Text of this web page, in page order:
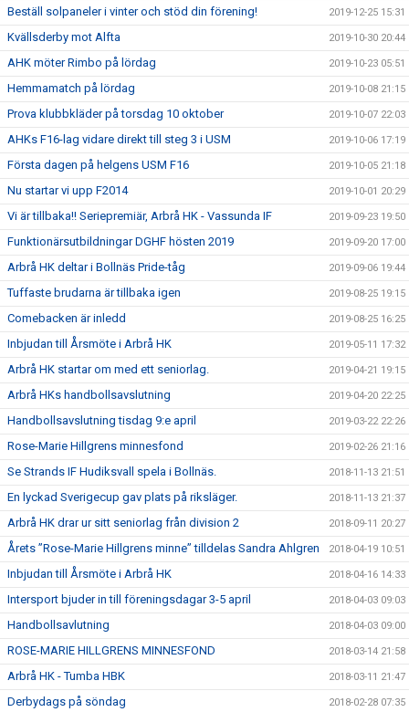
Beställ solpaneler i vinter och stöd din förening! 2019-12-25 15:31
Kvällsderby mot Alfta 2019-10-30 20:44
AHK möter Rimbo på lördag 2019-10-23 05:51
Hemmamatch på lördag 2019-10-08 21:15
Prova klubbkläder på torsdag 10 oktober 2019-10-07 22:03
AHKs F16-lag vidare direkt till steg 3 i USM 2019-10-06 17:19
Första dagen på helgens USM F16 2019-10-05 21:18
Nu startar vi upp F2014 2019-10-01 20:29
Vi är tillbaka!! Seriepremiär, Arbrå HK - Vassunda IF 2019-09-23 19:50
Funktionärsutbildningar DGHF hösten 2019 2019-09-20 17:00
Arbrå HK deltar i Bollnäs Pride-tåg 2019-09-06 19:44
Tuffaste brudarna är tillbaka igen 2019-08-25 19:15
Comebacken är inledd 2019-08-25 16:25
Inbjudan till Årsmöte i Arbrå HK 2019-05-11 17:32
Arbrå HK startar om med ett seniorlag. 2019-04-21 19:15
Arbrå HKs handbollsavslutning 2019-04-20 22:25
Handbollsavslutning tisdag 9:e april 2019-03-22 22:26
Rose-Marie Hillgrens minnesfond 2019-02-26 21:16
Se Strands IF Hudiksvall spela i Bollnäs. 2018-11-13 21:51
En lyckad Sverigecup gav plats på riksläger. 2018-11-13 21:37
Arbrå HK drar ur sitt seniorlag från division 2 2018-09-11 20:27
Årets ”Rose-Marie Hillgrens minne” tilldelas Sandra Ahlgren 2018-04-19 10:51
Inbjudan till Årsmöte i Arbrå HK 2018-04-16 14:33
Intersport bjuder in till föreningsdagar 3-5 april 2018-04-03 09:03
Handbollsavlutning 2018-04-03 09:00
ROSE-MARIE HILLGRENS MINNESFOND 2018-03-14 21:58
Arbrå HK - Tumba HBK 2018-03-11 21:47
Derbydags på söndag 2018-02-28 07:35